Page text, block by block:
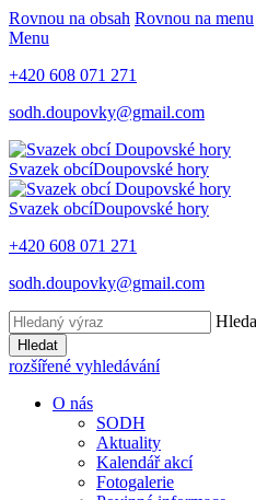
Rovnou na obsah Rovnou na menu
Menu
+420 608 071 271
sodh.doupovky@gmail.com
Svazek obcíDoupovské hory
Svazek obcíDoupovské hory
+420 608 071 271
sodh.doupovky@gmail.com
Hledat
rozšířené vyhledávání
O nás
SODH
Aktuality
Kalendář akcí
Fotogalerie